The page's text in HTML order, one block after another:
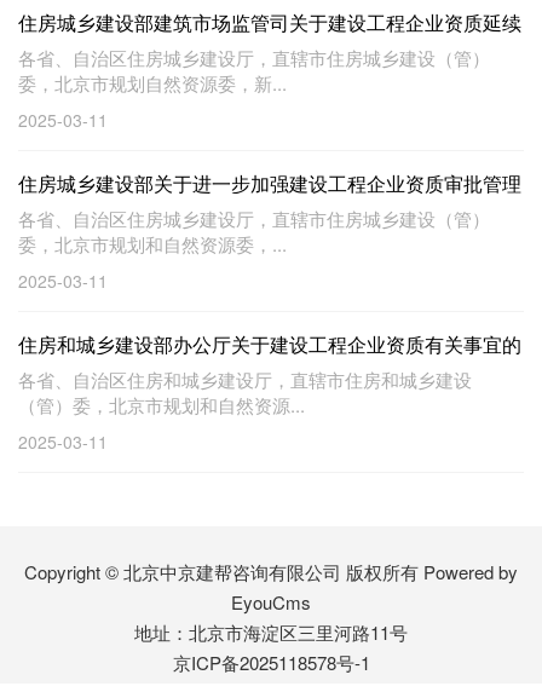
住房城乡建设部建筑市场监管司关于建设工程企业资质延续
有关事项的通知
各省、自治区住房城乡建设厅，直辖市住房城乡建设（管）
委，北京市规划自然资源委，新...
2025-03-11
住房城乡建设部关于进一步加强建设工程企业资质审批管理
工作的通知
各省、自治区住房城乡建设厅，直辖市住房城乡建设（管）
委，北京市规划和自然资源委，...
2025-03-11
住房和城乡建设部办公厅关于建设工程企业资质有关事宜的
通知
各省、自治区住房和城乡建设厅，直辖市住房和城乡建设
（管）委，北京市规划和自然资源...
2025-03-11
Copyright © 北京中京建帮咨询有限公司 版权所有 Powered by
EyouCms
地址：北京市海淀区三里河路11号
京ICP备2025118578号-1